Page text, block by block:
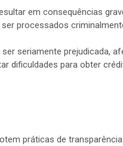
em consequências
processados
seriamente prejudicada,
dificuldades para obter
práticas de